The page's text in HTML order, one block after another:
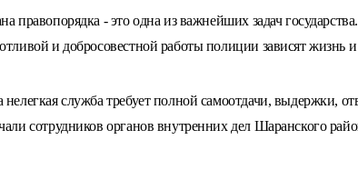
правопорядка - это одна из важнейших задач
и добросовестной работы полиции зависят жизнь
служба требует полной самоотдачи, выдержки,
сотрудников органов внутренних дел Шаранского